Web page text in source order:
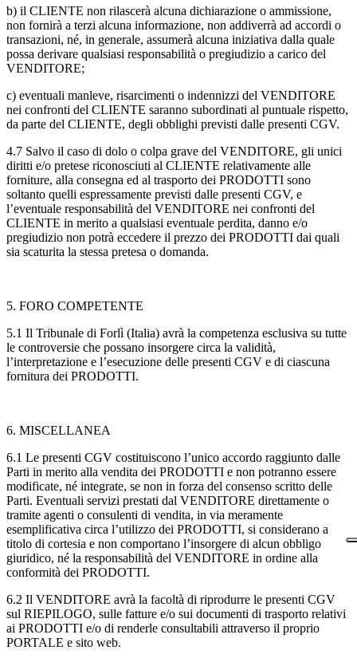
b) il CLIENTE non rilascerà alcuna dichiarazione o ammissione,
non fornirà a terzi alcuna informazione, non addiverrà ad accordi o
transazioni, né, in generale, assumerà alcuna iniziativa dalla quale
possa derivare qualsiasi responsabilità o pregiudizio a carico del
VENDITORE;
c) eventuali manleve, risarcimenti o indennizzi del VENDITORE
nei confronti del CLIENTE saranno subordinati al puntuale rispetto,
da parte del CLIENTE, degli obblighi previsti dalle presenti CGV.
4.7 Salvo il caso di dolo o colpa grave del VENDITORE, gli unici
diritti e/o pretese riconosciuti al CLIENTE relativamente alle
forniture, alla consegna ed al trasporto dei PRODOTTI sono
soltanto quelli espressamente previsti dalle presenti CGV, e
l’eventuale responsabilità del VENDITORE nei confronti del
CLIENTE in merito a qualsiasi eventuale perdita, danno e/o
pregiudizio non potrà eccedere il prezzo dei PRODOTTI dai quali
sia scaturita la stessa pretesa o domanda.
5. FORO COMPETENTE
5.1 Il Tribunale di Forlì (Italia) avrà la competenza esclusiva su tutte
le controversie che possano insorgere circa la validità,
l’interpretazione e l’esecuzione delle presenti CGV e di ciascuna
fornitura dei PRODOTTI.
6. MISCELLANEA
6.1 Le presenti CGV costituiscono l’unico accordo raggiunto dalle
Parti in merito alla vendita dei PRODOTTI e non potranno essere
modificate, né integrate, se non in forza del consenso scritto delle
Parti. Eventuali servizi prestati dal VENDITORE direttamente o
tramite agenti o consulenti di vendita, in via meramente
esemplificativa circa l’utilizzo dei PRODOTTI, si considerano a
titolo di cortesia e non comportano l’insorgere di alcun obbligo
giuridico, né la responsabilità del VENDITORE in ordine alla
conformità dei PRODOTTI.
6.2 Il VENDITORE avrà la facoltà di riprodurre le presenti CGV
sul RIEPILOGO, sulle fatture e/o sui documenti di trasporto relativi
ai PRODOTTI e/o di renderle consultabili attraverso il proprio
PORTALE e sito web.